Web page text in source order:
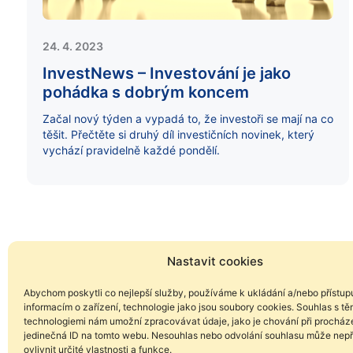
Nastavit cookies
Abychom poskytli co nejlepší služby, používáme k ukládání a/nebo
informacím o zařízení, technologie jako jsou soubory cookies. Souhlas s
technologiemi nám umožní zpracovávat údaje, jako je chování při
jedinečná ID na tomto webu. Nesouhlas nebo odvolání souhlasu může
ovlivnit určité vlastnosti a funkce.
24. 4. 2023
InvestNews – Investování je jako
pohádka s dobrým koncem
Začal nový týden a vypadá to, že investoři se mají na co
těšit. Přečtěte si druhý díl investičních novinek, který
vychází pravidelně každé pondělí.